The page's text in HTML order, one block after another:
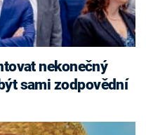
sami zodpovědní